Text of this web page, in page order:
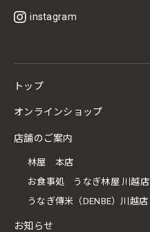
instagram
トップ
オンラインショップ
店舗のご案内
林屋 本店
お食事処 うなぎ林屋 川越店
うなぎ傳米（DENBE）川越店
お知らせ